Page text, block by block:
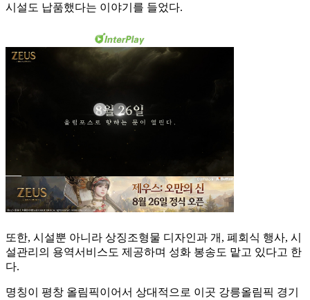
시설도 납품했다는 이야기를 들었다.
또한, 시설뿐 아니라 상징조형물 디자인과 개, 폐회식 행사, 시
설관리의 용역서비스도 제공하며 성화 봉송도 맡고 있다고 한
다.
명칭이 평창 올림픽이어서 상대적으로 이곳 강릉올림픽 경기